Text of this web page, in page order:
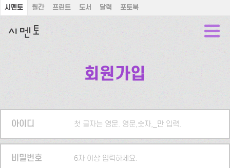
시멘토 월간 프린트 도서 달력 포토북
회원가입
아이디 첫 글자는 영문. 영문,숫자,_만 입력.
비밀번호 6자 이상 입력하세요.